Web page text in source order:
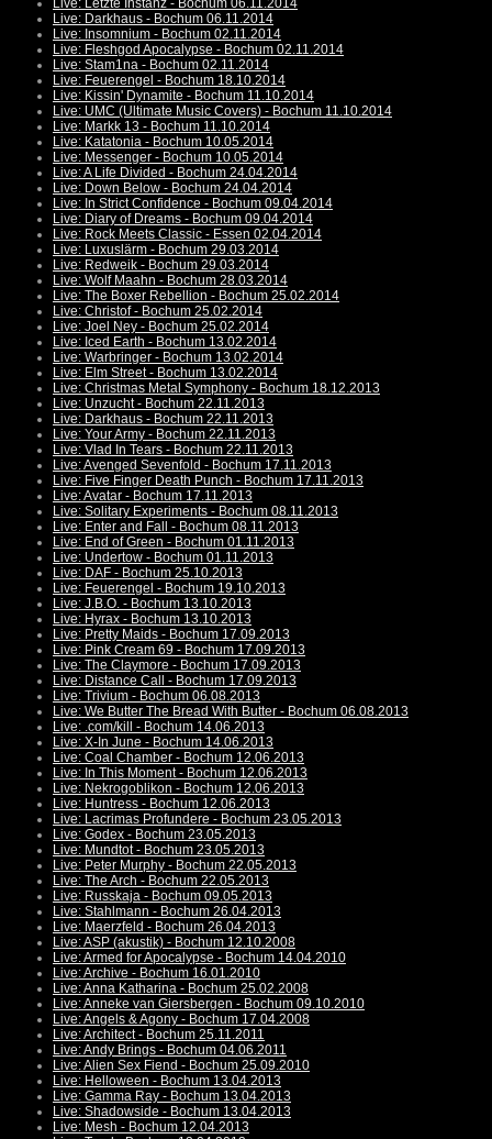
Live: Letzte Instanz - Bochum 06.11.2014
Live: Darkhaus - Bochum 06.11.2014
Live: Insomnium - Bochum 02.11.2014
Live: Fleshgod Apocalypse - Bochum 02.11.2014
Live: Stam1na - Bochum 02.11.2014
Live: Feuerengel - Bochum 18.10.2014
Live: Kissin' Dynamite - Bochum 11.10.2014
Live: UMC (Ultimate Music Covers) - Bochum 11.10.2014
Live: Markk 13 - Bochum 11.10.2014
Live: Katatonia - Bochum 10.05.2014
Live: Messenger - Bochum 10.05.2014
Live: A Life Divided - Bochum 24.04.2014
Live: Down Below - Bochum 24.04.2014
Live: In Strict Confidence - Bochum 09.04.2014
Live: Diary of Dreams - Bochum 09.04.2014
Live: Rock Meets Classic - Essen 02.04.2014
Live: Luxuslärm - Bochum 29.03.2014
Live: Redweik - Bochum 29.03.2014
Live: Wolf Maahn - Bochum 28.03.2014
Live: The Boxer Rebellion - Bochum 25.02.2014
Live: Christof - Bochum 25.02.2014
Live: Joel Ney - Bochum 25.02.2014
Live: Iced Earth - Bochum 13.02.2014
Live: Warbringer - Bochum 13.02.2014
Live: Elm Street - Bochum 13.02.2014
Live: Christmas Metal Symphony - Bochum 18.12.2013
Live: Unzucht - Bochum 22.11.2013
Live: Darkhaus - Bochum 22.11.2013
Live: Your Army - Bochum 22.11.2013
Live: Vlad In Tears - Bochum 22.11.2013
Live: Avenged Sevenfold - Bochum 17.11.2013
Live: Five Finger Death Punch - Bochum 17.11.2013
Live: Avatar - Bochum 17.11.2013
Live: Solitary Experiments - Bochum 08.11.2013
Live: Enter and Fall - Bochum 08.11.2013
Live: End of Green - Bochum 01.11.2013
Live: Undertow - Bochum 01.11.2013
Live: DAF - Bochum 25.10.2013
Live: Feuerengel - Bochum 19.10.2013
Live: J.B.O. - Bochum 13.10.2013
Live: Hyrax - Bochum 13.10.2013
Live: Pretty Maids - Bochum 17.09.2013
Live: Pink Cream 69 - Bochum 17.09.2013
Live: The Claymore - Bochum 17.09.2013
Live: Distance Call - Bochum 17.09.2013
Live: Trivium - Bochum 06.08.2013
Live: We Butter The Bread With Butter - Bochum 06.08.2013
Live: .com/kill - Bochum 14.06.2013
Live: X-In June - Bochum 14.06.2013
Live: Coal Chamber - Bochum 12.06.2013
Live: In This Moment - Bochum 12.06.2013
Live: Nekrogoblikon - Bochum 12.06.2013
Live: Huntress - Bochum 12.06.2013
Live: Lacrimas Profundere - Bochum 23.05.2013
Live: Godex - Bochum 23.05.2013
Live: Mundtot - Bochum 23.05.2013
Live: Peter Murphy - Bochum 22.05.2013
Live: The Arch - Bochum 22.05.2013
Live: Russkaja - Bochum 09.05.2013
Live: Stahlmann - Bochum 26.04.2013
Live: Maerzfeld - Bochum 26.04.2013
Live: ASP (akustik) - Bochum 12.10.2008
Live: Armed for Apocalypse - Bochum 14.04.2010
Live: Archive - Bochum 16.01.2010
Live: Anna Katharina - Bochum 25.02.2008
Live: Anneke van Giersbergen - Bochum 09.10.2010
Live: Angels & Agony - Bochum 17.04.2008
Live: Architect - Bochum 25.11.2011
Live: Andy Brings - Bochum 04.06.2011
Live: Alien Sex Fiend - Bochum 25.09.2010
Live: Helloween - Bochum 13.04.2013
Live: Gamma Ray - Bochum 13.04.2013
Live: Shadowside - Bochum 13.04.2013
Live: Mesh - Bochum 12.04.2013